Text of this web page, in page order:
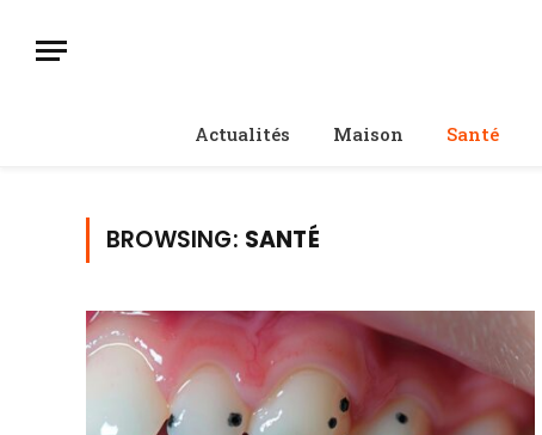
Actualités Maison Santé
BROWSING: SANTÉ